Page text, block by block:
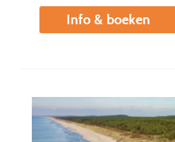
Info & boeken